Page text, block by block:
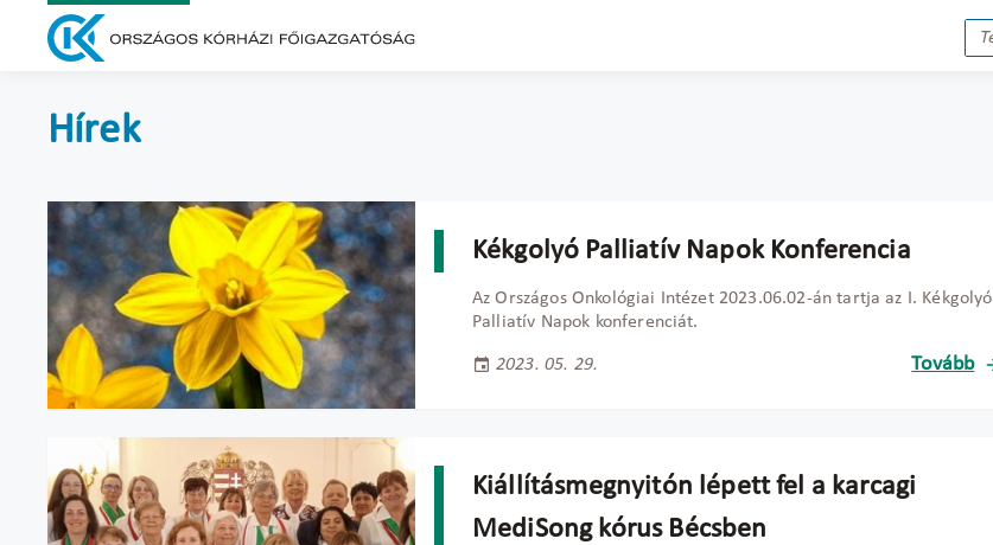
Hírek
Kékgolyó Palliatív Napok Konferencia
Az Országos Onkológiai Intézet 2023.06.02-án tartja az I. Kékgolyó
Palliatív Napok konferenciát.
2023. 05. 29. Tovább
Kiállításmegnyitón lépett fel a karcagi
MediSong kórus Bécsben